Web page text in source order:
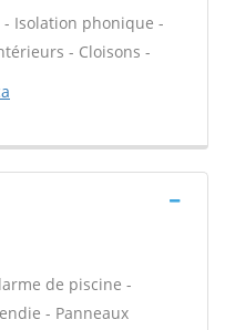
Isolation phonique -
- Cloisons -
de piscine -
- Panneaux